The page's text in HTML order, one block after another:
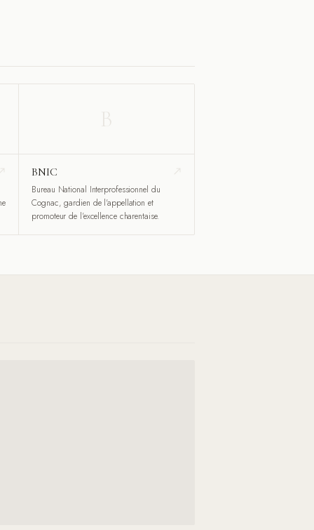
B
BNIC
Bureau National Interprofessionnel du
Cognac, gardien de l'appellation et
promoteur de l'excellence charentaise.